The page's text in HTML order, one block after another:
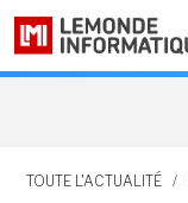
TOUTE L'ACTUALITÉ /